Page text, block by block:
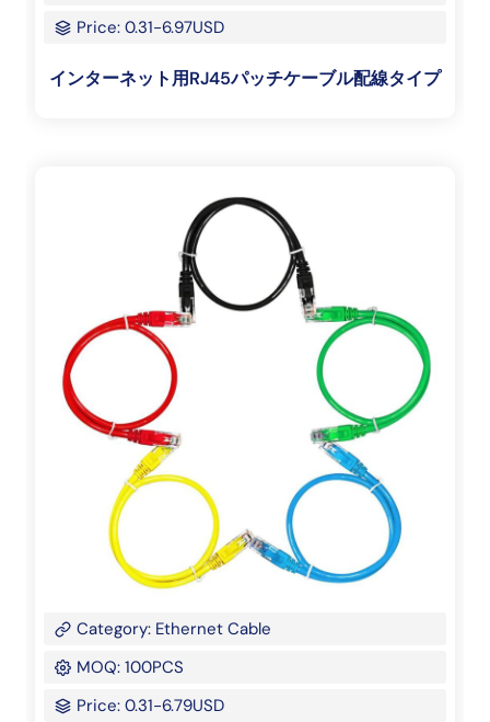
Price: 0.31-6.97USD
インターネット用RJ45パッチケーブル配線タイプ
Category: Ethernet Cable
MOQ: 100PCS
Price: 0.31-6.79USD